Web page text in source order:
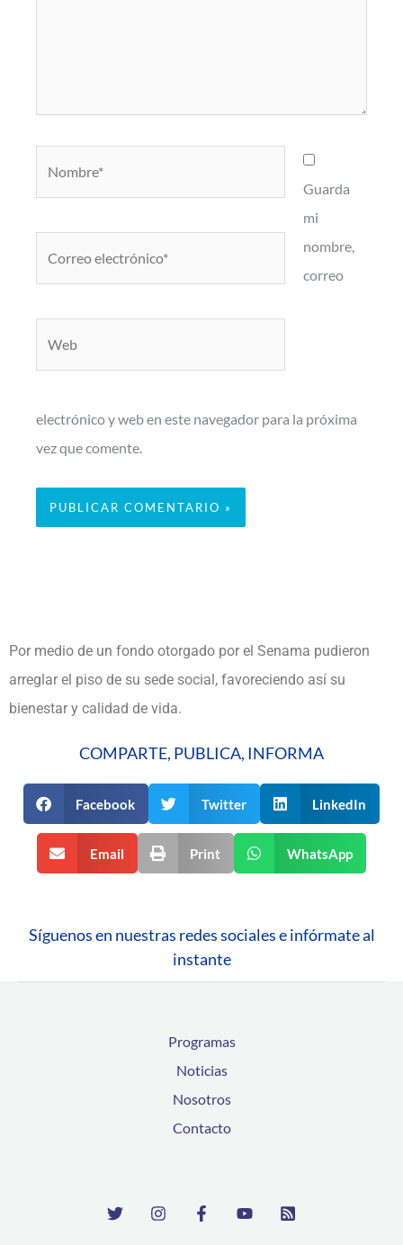
Guarda
mi
nombre,
correo
electrónico y web en este navegador para la próxima
vez que comente.
Por medio de un fondo otorgado por el Senama pudieron
arreglar el piso de su sede social, favoreciendo así su
bienestar y calidad de vida.
COMPARTE, PUBLICA, INFORMA
Facebook Twitter LinkedIn
Email Print WhatsApp
Síguenos en nuestras redes sociales e infórmate al
instante
Programas
Noticias
Nosotros
Contacto